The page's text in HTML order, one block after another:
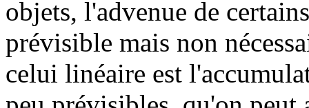
objets, l'advenue de
prévisible mais non
celui linéaire est